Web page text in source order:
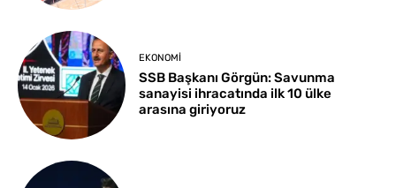
EKONOMI
SSB Başkanı Görgün: Savunma
sanayisi ihracatında ilk 10 ülke
arasına giriyoruz